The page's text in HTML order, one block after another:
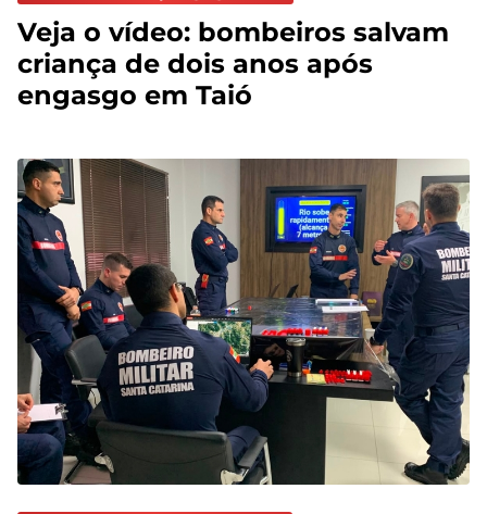
Veja o vídeo: bombeiros salvam
criança de dois anos após
engasgo em Taió